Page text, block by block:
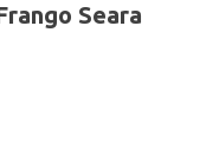
Seara